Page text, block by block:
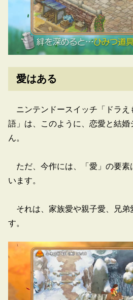
愛はある
ニンテンドースイッチ「ドラえ
語」は、このように、恋愛と結
ん。
ただ、今作には、「愛」の要素
います。
それは、家族愛や親子愛、兄弟
す。